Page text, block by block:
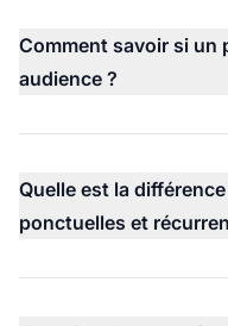
Comment savoir si un
audience ?
Quelle est la
ponctuelles et